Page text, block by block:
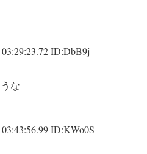
ID:DbB9j
な
ID:KWo0S